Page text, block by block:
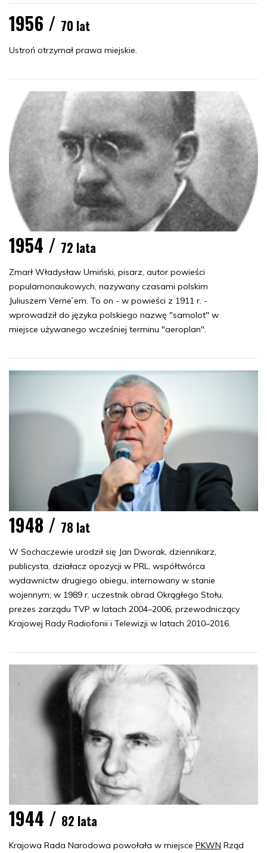
1956 / 70 lat
Ustroń otrzymał prawa miejskie.
1954 / 72 lata
Zmarł Władysław Umiński, pisarz, autor powieści
popularnonaukowych, nazywany czasami polskim
Juliuszem Verne`em. To on - w powieści z 1911 r. -
wprowadził do języka polskiego nazwę "samolot" w
miejsce używanego wcześniej terminu "aeroplan".
1948 / 78 lat
W Sochaczewie urodził się Jan Dworak, dziennikarz,
publicysta, działacz opozycji w PRL, współtwórca
wydawnictw drugiego obiegu, internowany w stanie
wojennym; w 1989 r. uczestnik obrad Okrągłego Stołu,
prezes zarządu TVP w latach 2004–2006, przewodniczący
Krajowej Rady Radiofonii i Telewizji w latach 2010–2016.
1944 / 82 lata
Krajowa Rada Narodowa powołała w miejsce PKWN Rząd